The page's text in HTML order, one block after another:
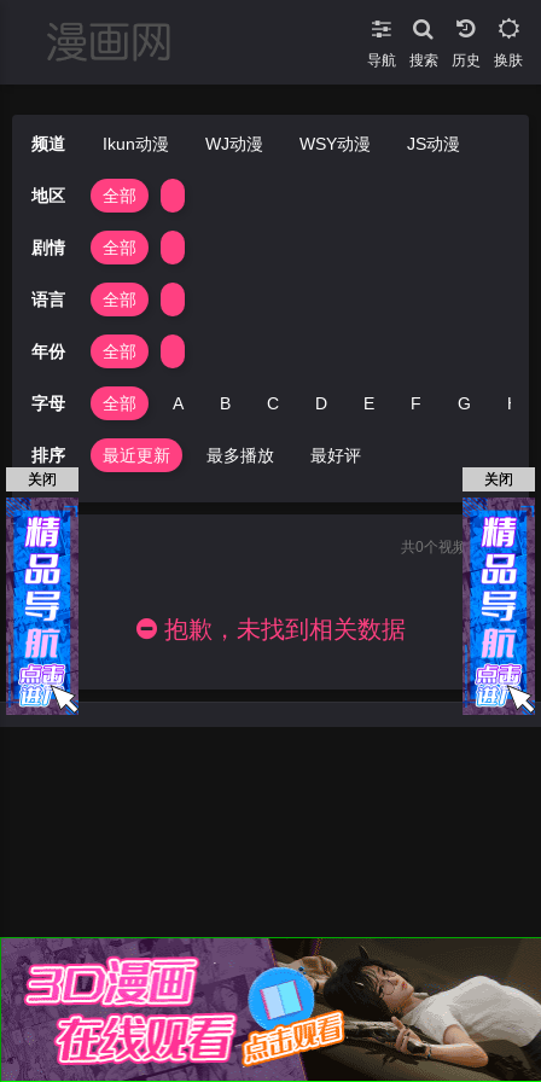
导航 搜索 换肤
频道 Ikun动漫 WJ动漫 WSY动漫 JS动漫
地区 全部
剧情 全部
语言 全部
年份 全部
字母 全部 A B C D E F G H
排序 最近更新 最多播放 最好评
共0个视频 · 第1页
抱歉，未找到相关数据
关闭 关闭